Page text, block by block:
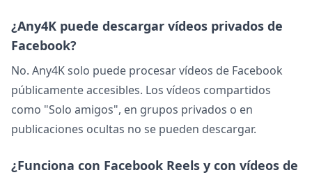
¿Any4K puede descargar vídeos privados de
Facebook?
No. Any4K solo puede procesar vídeos de Facebook
públicamente accesibles. Los vídeos compartidos
como "Solo amigos", en grupos privados o en
publicaciones ocultas no se pueden descargar.
¿Funciona con Facebook Reels y con vídeos de